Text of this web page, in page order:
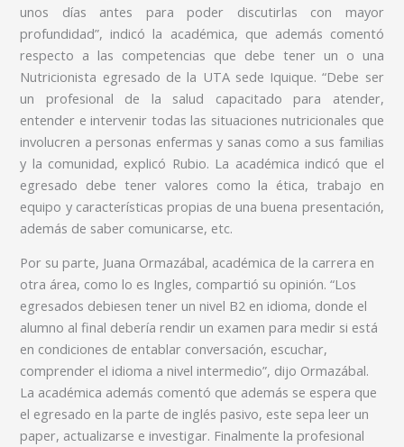
unos días antes para poder discutirlas con mayor
profundidad”, indicó la académica, que además comentó
respecto a las competencias que debe tener un o una
Nutricionista egresado de la UTA sede Iquique. “Debe ser
un profesional de la salud capacitado para atender,
entender e intervenir todas las situaciones nutricionales que
involucren a personas enfermas y sanas como a sus familias
y la comunidad, explicó Rubio. La académica indicó que el
egresado debe tener valores como la ética, trabajo en
equipo y características propias de una buena presentación,
además de saber comunicarse, etc.
Por su parte, Juana Ormazábal, académica de la carrera en
otra área, como lo es Ingles, compartió su opinión. “Los
egresados debiesen tener un nivel B2 en idioma, donde el
alumno al final debería rendir un examen para medir si está
en condiciones de entablar conversación, escuchar,
comprender el idioma a nivel intermedio”, dijo Ormazábal.
La académica además comentó que además se espera que
el egresado en la parte de inglés pasivo, este sepa leer un
paper, actualizarse e investigar. Finalmente la profesional